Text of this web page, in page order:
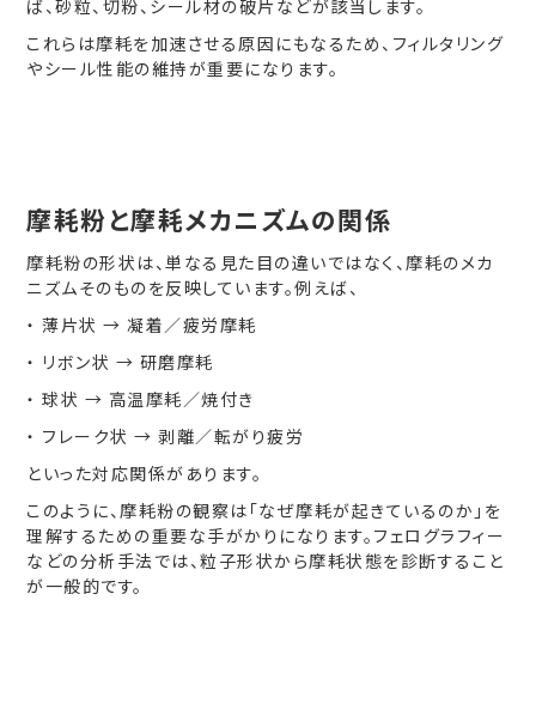
ば、砂粒、切粉、シール材の破片などが該当します。
これらは摩耗を加速させる原因にもなるため、フィルタリング
やシール性能の維持が重要になります。
摩耗粉と摩耗メカニズムの関係
摩耗粉の形状は、単なる見た目の違いではなく、摩耗のメカ
ニズムそのものを反映しています。例えば、
・ 薄片状 → 凝着／疲労摩耗
・ リボン状 → 研磨摩耗
・ 球状 → 高温摩耗／焼付き
・ フレーク状 → 剥離／転がり疲労
といった対応関係があります。
このように、摩耗粉の観察は「なぜ摩耗が起きているのか」を
理解するための重要な手がかりになります。フェログラフィー
などの分析手法では、粒子形状から摩耗状態を診断すること
が一般的です。